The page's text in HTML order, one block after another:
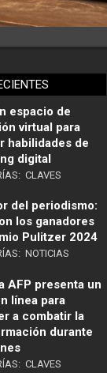
espacio de
virtual para
habilidades de
digital
CLAVES
del periodismo:
los ganadores
Pulitzer 2024
NOTICIAS
AFP presenta un
línea para
a combatir la
durante
CLAVES